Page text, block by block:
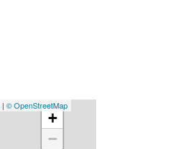
+
−
|© OpenStreetMap